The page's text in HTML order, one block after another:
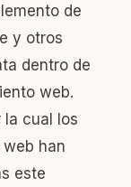
de
y otros
dentro de
web.
la cual los
han
este